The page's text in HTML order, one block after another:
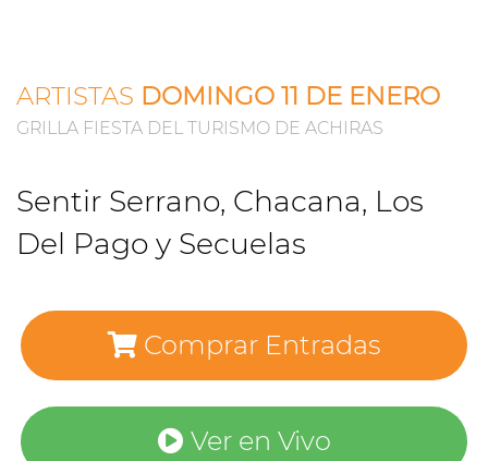
ARTISTAS DOMINGO 11 DE ENERO
GRILLA FIESTA DEL TURISMO DE ACHIRAS
Sentir Serrano, Chacana, Los
Del Pago y Secuelas
Comprar Entradas
Ver en Vivo